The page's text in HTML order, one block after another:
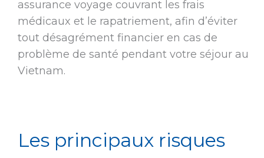
assurance voyage couvrant les frais
médicaux et le rapatriement, afin d’éviter
tout désagrément financier en cas de
problème de santé pendant votre séjour au
Vietnam.
Les principaux risques